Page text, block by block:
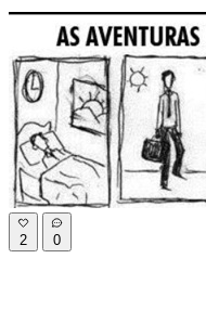
2 0